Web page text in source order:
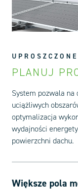
PLANUJ
System pozwala na
uciążliwych
optymalizacja
wydajności
powierzchni dachu.
Większe pola